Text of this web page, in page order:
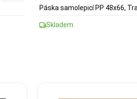
Páska samolepicí PP 48x66,
Skladem